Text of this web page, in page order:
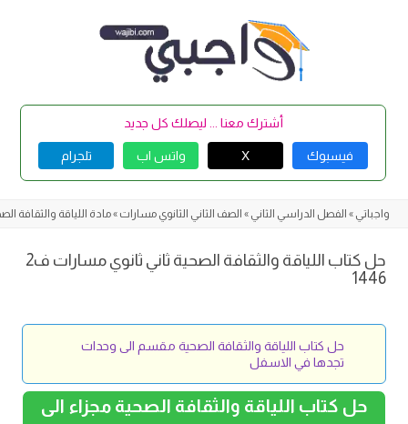
أشترك معنا ... ليصلك كل جديد
فيسبوك X واتس اب تلجرام
واجباتي » الفصل الدراسي الثاني » الصف الثاني الثانوي مسارات »مادة اللياقة والثقافة
حل كتاب اللياقة والثقافة الصحية ثاني ثانوي مسارات ف2
1446
حل كتاب اللياقة والثقافة الصحية مقسم الى وحدات
تجدها في الاسفل
حل كتاب اللياقة والثقافة الصحية مجزاء الى